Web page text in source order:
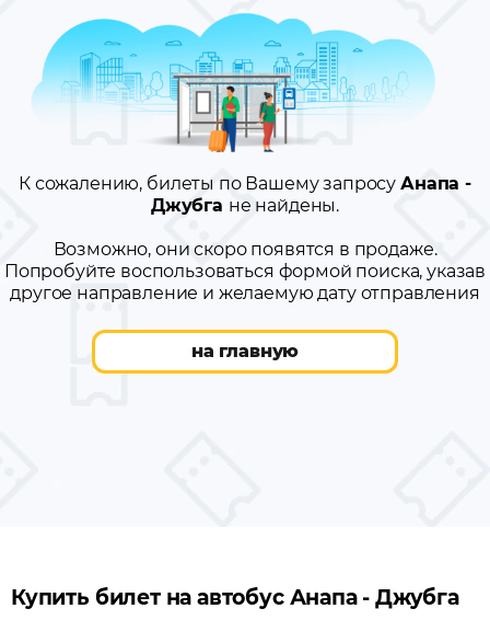
К сожалению, билеты по Вашему запросуАнапа -
Джубга не найдены.
Возможно, они скоро появятся в продаже.
Попробуйте воспользоваться формой поиска, указав
другое направление и желаемую дату отправления
на главную
Купить билет на автобус Анапа - Джубга